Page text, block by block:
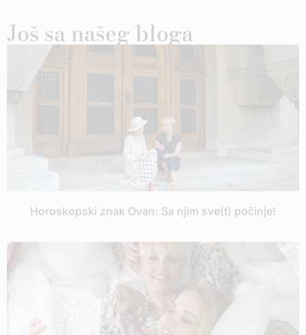
Još sa našeg bloga
Horoskopski znak Ovan: Sa njim sve(t) počinje!